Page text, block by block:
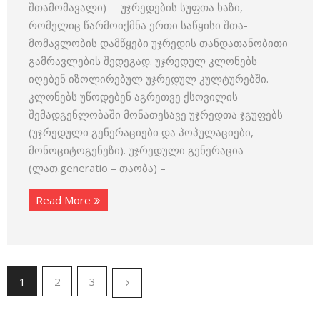
შთამომავალი) – უჯრედების სუფთა ხაზი,
რომელიც წარმოიქმნა ერთი საწყისი შთა­
მომავლობის დამწყები უჯრედის თანდათანობითი
გამრავლების შედე­გად. უჯრედულ კლონებს
იღებენ იზოლირებულ უჯრედულ კულტუ­რებში.
კლონებს უწოდებენ აგრეთვე ქსოვილის
შემადგენლობაში მონათესავე უჯრედთა ჯგუფებს
(უჯრედული გენერაციები და პოპულა­ციები,
მონოციტოგენეზი). უჯრედული გენერაცია
(ლათ.generatio – თაობა) –
Read More
1 2 3